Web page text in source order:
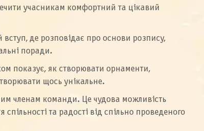
учасникам комфортний та цікавий
де розповідає про основи розпису,
поради.
показує, як створювати орнаменти,
щось унікальне.
членам команди. Це чудова можливість
та радості від спільно проведеного